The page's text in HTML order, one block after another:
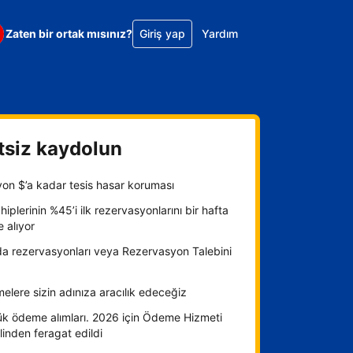
Zaten bir ortak mısınız? Giriş yap Yardım
kaydolun
$’a kadar tesis hasar koruması
%45’i ilk rezervasyonlarını bir hafta
alıyor
rezervasyonları veya Rezervasyon Talebini
sizin adınıza aracılık edeceğiz
ödeme alımları. 2026 için Ödeme Hizmeti
feragat edildi